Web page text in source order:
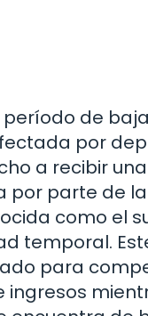
de
por
a recibir
por parte de
como el
temporal.
para
ingresos